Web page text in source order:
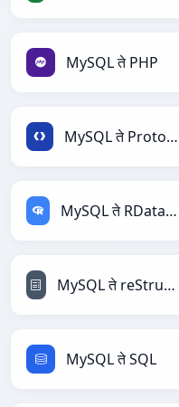
MySQL ते PHP
MySQL ते Protobuf
MySQL ते RDataFrame
MySQL ते reStructuredText
MySQL ते SQL